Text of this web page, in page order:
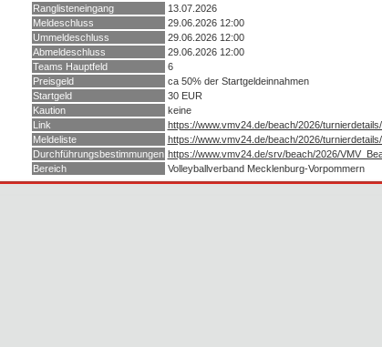
Ranglisteneingang
13.07.2026
Meldeschluss
29.06.2026 12:00
Ummeldeschluss
29.06.2026 12:00
Abmeldeschluss
29.06.2026 12:00
Teams Hauptfeld
6
Preisgeld
ca 50% der Startgeldeinnahmen
Startgeld
30 EUR
Kaution
keine
Link
https://www.vmv24.de/beach/2026/
Meldeliste
https://www.vmv24.de/beach/2026/
Durchführungsbestimmungen https://www.vmv24.de/srv/beach/2026/
Bereich
Volleyballverband Mecklenburg-Vorpommern